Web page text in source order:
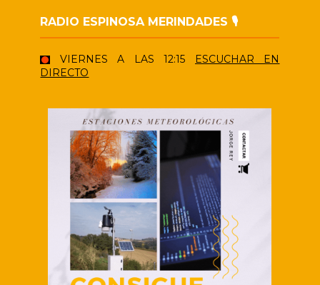
RADIO ESPINOSA MERINDADES 🎙️
VIERNES A LAS 12:15
ESCUCHAR EN
DIRECTO